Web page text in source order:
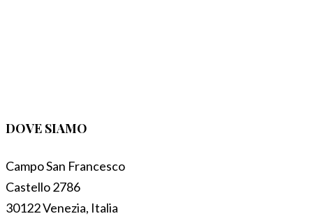
DOVE SIAMO
Campo San Francesco
Castello 2786
30122 Venezia, Italia